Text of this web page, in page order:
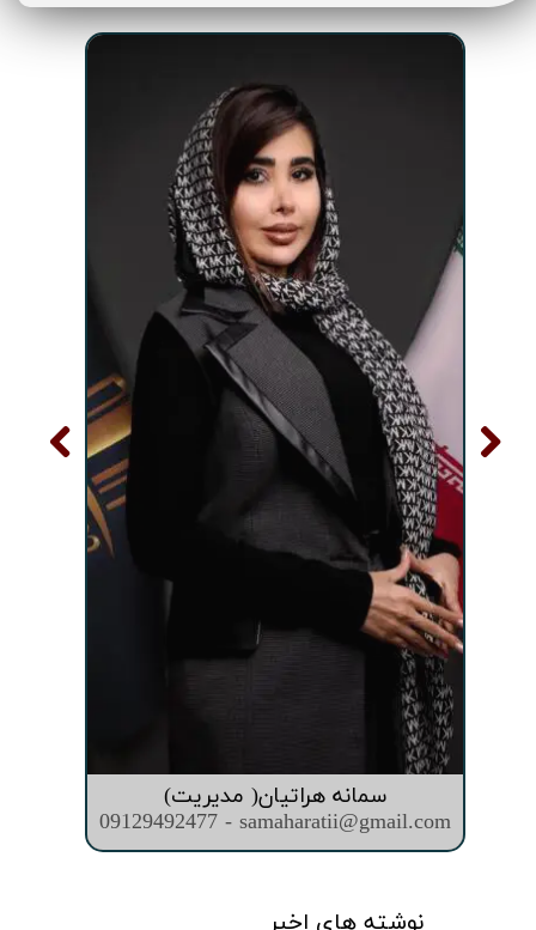
سمانه هراتیان( مدیریت)
09129492477 - samaharatii@gmail.com
نوشته های اخیر